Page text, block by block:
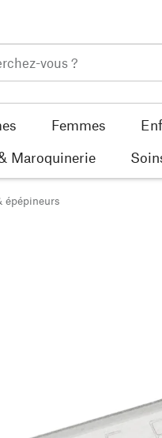
Femmes
Maroquinerie
épépineurs